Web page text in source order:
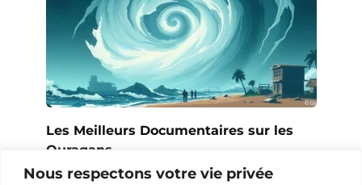
Nous respectons votre vie privée
Les Meilleurs Documentaires sur les
Ouragans